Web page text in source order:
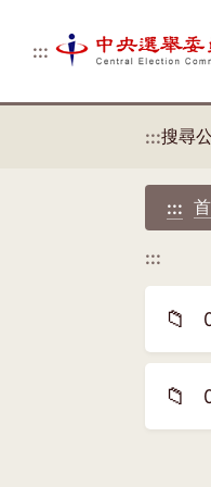
:::
:::搜尋
:::
:::
📁
📁